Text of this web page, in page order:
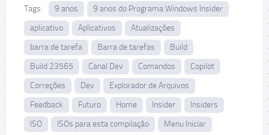
Tags: 9 anos
9 anos do Programa Windows Insider
aplicativo
Aplicativos
Atualizações
barra de tarefa
Barra de tarefas
Build
Build 23565
Canal Dev Comandos
Copilot
Correções
Dev
Explorador de Arquivos
Feedback
Futuro Home Insider
Insiders
ISO
ISOs para esta compilação
Menu Iniciar